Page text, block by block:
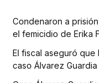
Condenaron a
el femicidio de Erika
El fiscal aseguró
caso Álvarez Guardia